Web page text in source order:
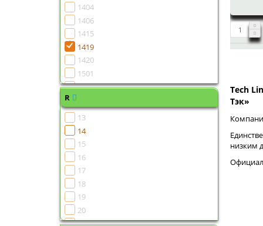
1404
1406
1415
1419
1420
1501
1502
1505
1507
1510
1513
1516
R
13
14
15
16
17
18
19
20
21
Tech
Тэк»
низким